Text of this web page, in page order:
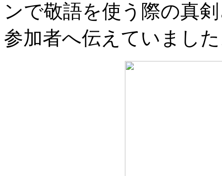
ンで敬語を使う際の真
参加者へ伝えていまし